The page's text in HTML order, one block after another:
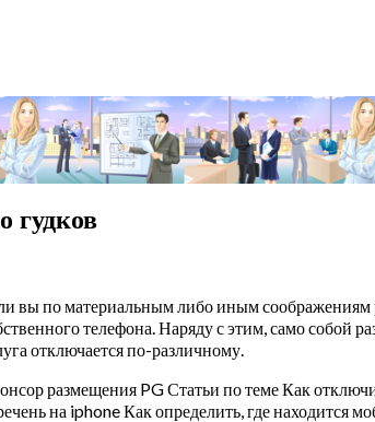
гудков
вы по материальным либо иным соображениям
телефона. Наряду с этим, само собой
отключается по-различному.
размещения PG Статьи по теме Как
на iphone Как определить, где находится